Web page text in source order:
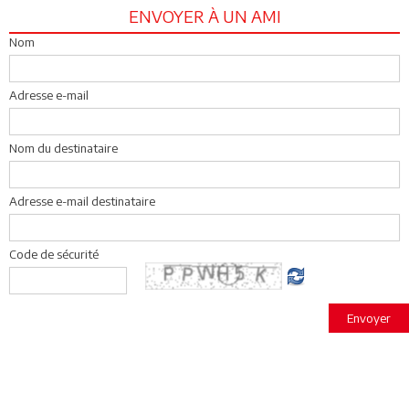
ENVOYER À UN AMI
Nom
Adresse e-mail
Nom du destinataire
Adresse e-mail destinataire
Code de sécurité
Envoyer